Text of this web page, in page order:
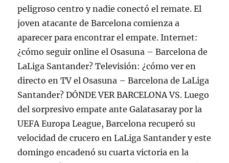
peligroso centro y nadie conectó el remate. El
joven atacante de Barcelona comienza a
aparecer para encontrar el empate. Internet:
¿cómo seguir online el Osasuna – Barcelona de
LaLiga Santander? Televisión: ¿cómo ver en
directo en TV el Osasuna – Barcelona de LaLiga
Santander? DÓNDE VER BARCELONA VS. Luego
del sorpresivo empate ante Galatasaray por la
UEFA Europa League, Barcelona recuperó su
velocidad de crucero en LaLiga Santander y este
domingo encadenó su cuarta victoria en la